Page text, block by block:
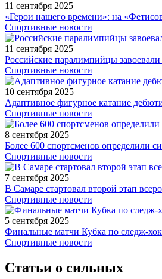
11 сентября 2025
«Герои нашего времени»: на
Спортивные новости
11 сентября 2025
Российские паралимпийцы
Спортивные новости
10 сентября 2025
Адаптивное фигурное катание
Спортивные новости
8 сентября 2025
Более 600 спортсменов определили
Спортивные новости
7 сентября 2025
В Самаре стартовал второй этап
Спортивные новости
5 сентября 2025
Финальные матчи Кубка по следж-
Спортивные новости
Статьи о сильных